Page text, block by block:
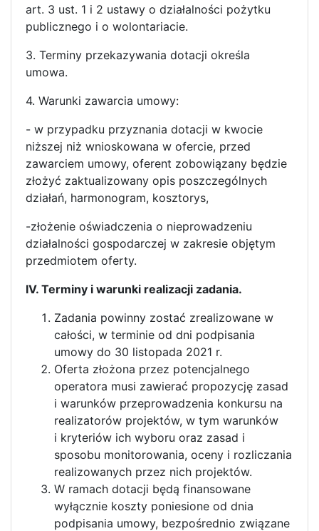
art. 3 ust. 1 i 2 ustawy o działalności pożytku
publicznego i o wolontariacie.
3. Terminy przekazywania dotacji określa
umowa.
4. Warunki zawarcia umowy:
- w przypadku przyznania dotacji w kwocie
niższej niż wnioskowana w ofercie, przed
zawarciem umowy, oferent zobowiązany będzie
złożyć zaktualizowany opis poszczególnych
działań, harmonogram, kosztorys,
-złożenie oświadczenia o nieprowadzeniu
działalności gospodarczej w zakresie objętym
przedmiotem oferty.
IV. Terminy i warunki realizacji zadania.
Zadania powinny zostać zrealizowane w
całości, w terminie od dni podpisania
umowy do 30 listopada 2021 r.
Oferta złożona przez potencjalnego
operatora musi zawierać propozycję zasad
i warunków przeprowadzenia konkursu na
realizatorów projektów, w tym warunków
i kryteriów ich wyboru oraz zasad i
sposobu monitorowania, oceny i rozliczania
realizowanych przez nich projektów.
W ramach dotacji będą finansowane
wyłącznie koszty poniesione od dnia
podpisania umowy, bezpośrednio związane